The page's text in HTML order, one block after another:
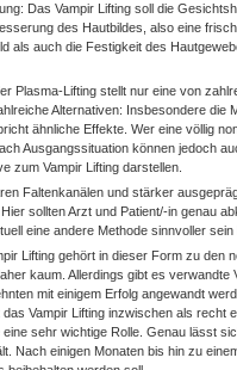
Das Vampir Lifting soll die
des Hautbildes, also eine
als auch die Festigkeit des
Plasma-Lifting stellt nur eine von
Alternativen: Insbesondere
ähnliche Effekte. Wer eine völlig
Ausgangssituation können jedoch
zum Vampir Lifting darstellen.
Faltenkanälen und stärker
sollten Arzt und Patient/-in genau
eine andere Methode sinnvoller sein
Lifting gehört in dieser Form zu den
kaum. Allerdings gibt es
mit einigem Erfolg angewandt
Vampir Lifting inzwischen als recht
sehr wichtige Rolle. Genau lässt
Nach einigen Monaten bis hin zu